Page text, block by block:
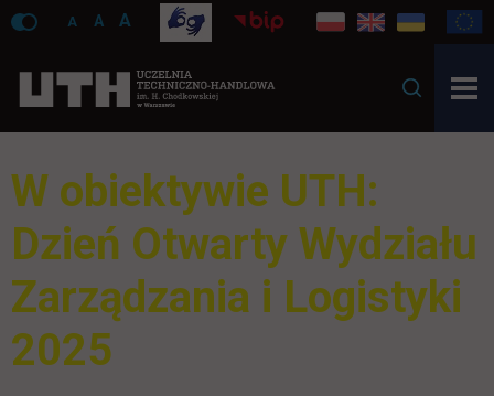
A A A
W obiektywie UTH:
Dzień Otwarty Wydziału
Zarządzania i Logistyki
2025